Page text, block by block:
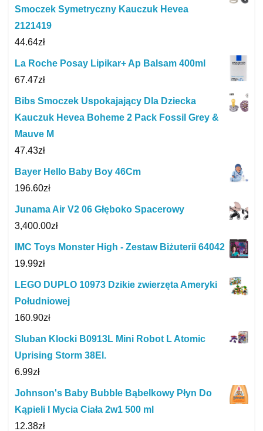
Smoczek Symetryczny Kauczuk Hevea
2121419
44.64zł
La Roche Posay Lipikar+ Ap Balsam 400ml
67.47zł
Bibs Smoczek Uspokajający Dla Dziecka
Kauczuk Hevea Boheme 2 Pack Fossil Grey &
Mauve M
47.43zł
Bayer Hello Baby Boy 46Cm
196.60zł
Junama Air V2 06 Głęboko Spacerowy
3,400.00zł
IMC Toys Monster High - Zestaw Biżuterii 64042
19.99zł
LEGO DUPLO 10973 Dzikie zwierzęta Ameryki
Południowej
160.90zł
Sluban Klocki B0913L Mini Robot L Atomic
Uprising Storm 38El.
6.99zł
Johnson's Baby Bubble Bąbelkowy Płyn Do
Kąpieli I Mycia Ciała 2w1 500 ml
12.38zł